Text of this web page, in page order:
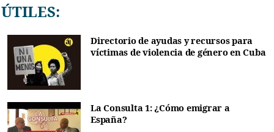
ÚTILES:
Directorio de ayudas y recursos para
víctimas de violencia de género en Cuba
La Consulta 1: ¿Cómo emigrar a
España?